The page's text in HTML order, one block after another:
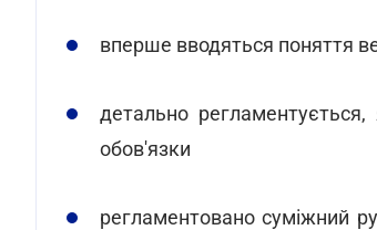
вперше вводяться поняття
детально
обов'язки
регламентовано суміжний